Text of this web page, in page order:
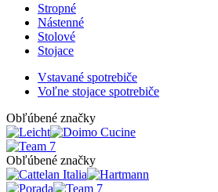
Stropné
Nástenné
Stolové
Stojace
Vstavané spotrebiče
Voľne stojace spotrebiče
Obľúbené značky
Obľúbené značky